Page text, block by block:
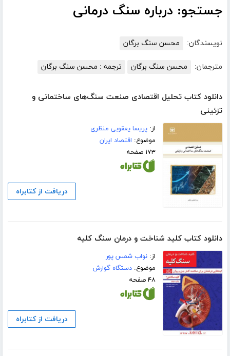
جستجو: درباره سنگ درمانی
نویسندگان: محسن سنگ برگان
مترجمان: محسن سنگ برگان ترجمه : محسن سنگ برگان
دانلود کتاب تحلیل اقتصادی صنعت سنگ‌های ساختمانی و
تزئینی
از:پریسا یعقوبی منظری
موضوع: اقتصاد ایران
۱۷۳ صفحه
دریافت از کتابراه
دانلود کتاب کلید شناخت و درمان سنگ کلیه
از:نواب شمس پور
موضوع:دستگاه گوارش
۴۸ صفحه
دریافت از کتابراه